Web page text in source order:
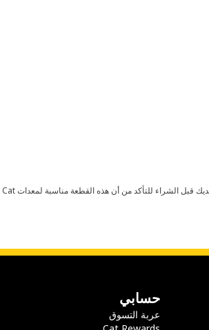
حسابي
عربة التسوق